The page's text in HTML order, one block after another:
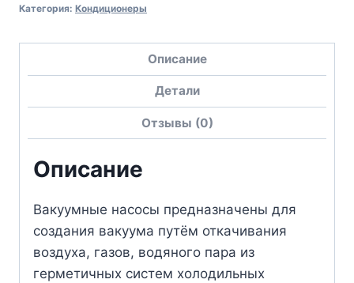
Категория: Кондиционеры
Описание
Детали
Отзывы (0)
Описание
Вакуумные насосы предназначены для
создания вакуума путём откачивания
воздуха, газов, водяного пара из
герметичных систем холодильных